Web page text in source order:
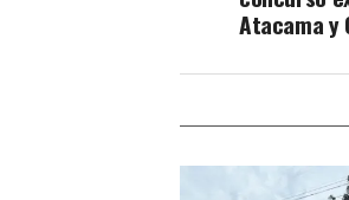
Atacama y